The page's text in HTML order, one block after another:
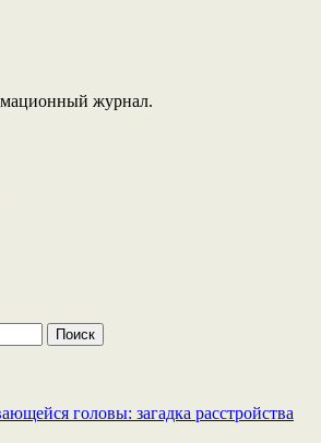
журнал.
головы: загадка расстройства